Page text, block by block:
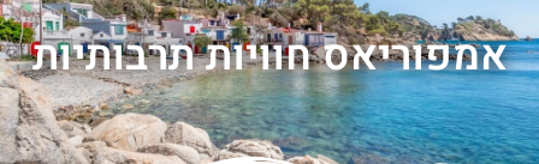
אמפוריאס חוויות תרבותיות